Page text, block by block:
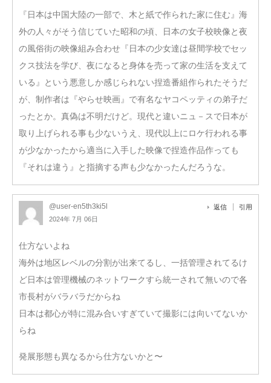
『日本は中国大陸の一部で、木と紙で作られた家に住む』海
外の人々がそう信じていた昭和の頃、日本の女子校映像と夜
の風俗街の映像組み合わせ『日本の少女達は昼間学校でセッ
クス技法を学び、夜になると身体を売って家の生活を支えて
いる』という悪意しか感じられない捏造番組作られたそうだ
が、制作者は『やらせ映画』で有名なヤコペッティの弟子だ
ったとか。真偽は不明だけど。現代と違いニュ－スで日本が
取り上げられる事も少ないうえ、現代以上にロケ行われる事
が少なかったから適当に入手した映像で捏造作品作っても
『それは違う』と指摘する声も少なかったんだろうな。
@user-en5th3ki5l
2024年 7月 06日
返信 引用
仕方ないよね
海外は地区レベルの分割が出来てるし、一括管理されてるけ
ど日本は管理機械のネットワークすら統一されて無いので各
市長村がバラバラだからね
日本は都心が特に混み合いすぎていて撮影には向いてないか
らね
発展形態も異なるから仕方ないかと〜